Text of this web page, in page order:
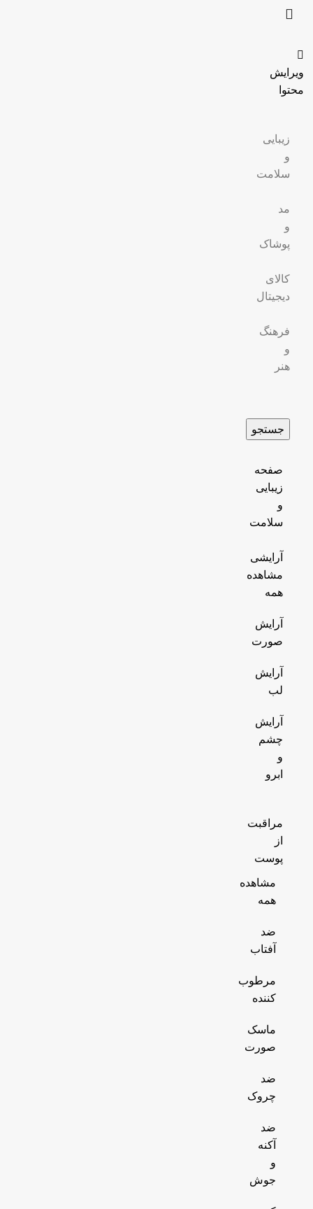
ویرایش
محتوا
زیبایی
و
سلامت
مد
و
پوشاک
کالای
دیجیتال
فرهنگ
و
هنر
جستجو
صفحه
زیبایی
و
سلامت
آرایشی
مشاهده
همه
آرایش
صورت
آرایش
لب
آرایش
چشم
و
ابرو
مراقبت
از
پوست
مشاهده
همه
ضد
آفتاب
مرطوب
کننده
ماسک
صورت
ضد
چروک
ضد
آکنه
و
جوش